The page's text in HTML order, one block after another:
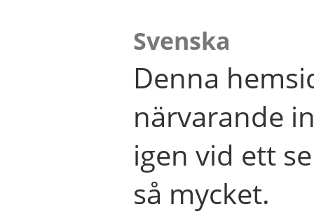
Svenska
Denna
närvarande
igen vid ett
så mycket.